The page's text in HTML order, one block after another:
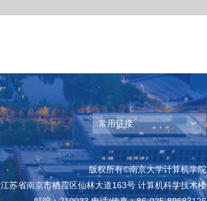
常用链接
版权所有©南京大学计算机学院
江苏省南京市栖霞区仙林大道163号 计算机科学技术楼